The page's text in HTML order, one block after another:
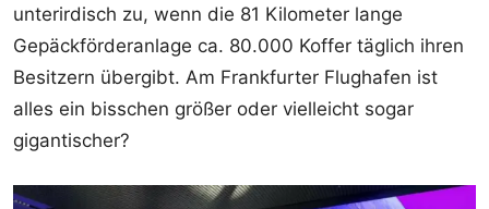
unterirdisch zu, wenn die 81 Kilometer lange
Gepäckförderanlage ca. 80.000 Koffer täglich ihren
Besitzern übergibt. Am Frankfurter Flughafen ist
alles ein bisschen größer oder vielleicht sogar
gigantischer?